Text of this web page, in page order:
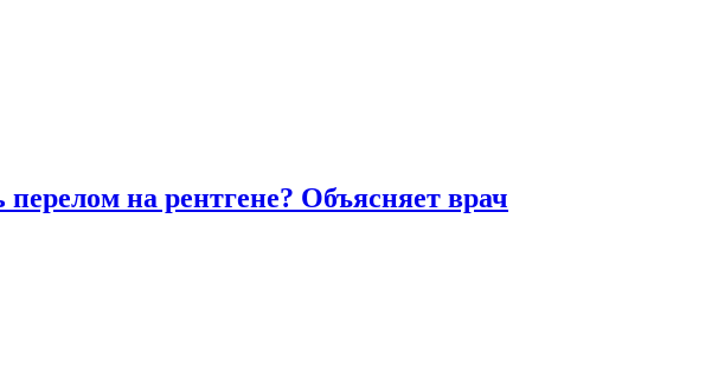
на рентгене? Объясняет врач